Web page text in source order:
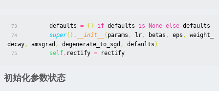
73 defaults = {} if defaults is None else defaults
74 super() . __init__ ( params , lr, betas , eps ,
weight_
decay, amsgrad , degenerate_to_sgd , defaults )
75 self. rectify = rectify
初始化参数状态